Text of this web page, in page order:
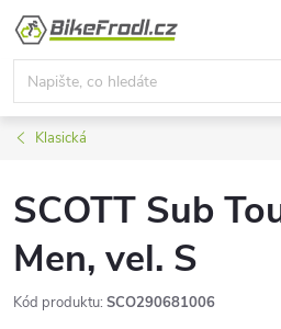
Přejít
obsah
Klasická
SCOTT Sub
Men, vel. S
Kód produktu: SCO290681006